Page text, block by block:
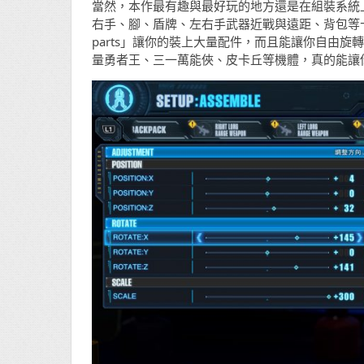
當然，本作最有趣與最好玩的地方還是在組裝系
右手、腳、盾牌、左右手武器近戰與遠距、背包
parts」讓你的裝上大量配件，而且能讓你自由旋
量勇者王、三一萬能俠、皮卡丘等機體，真的能